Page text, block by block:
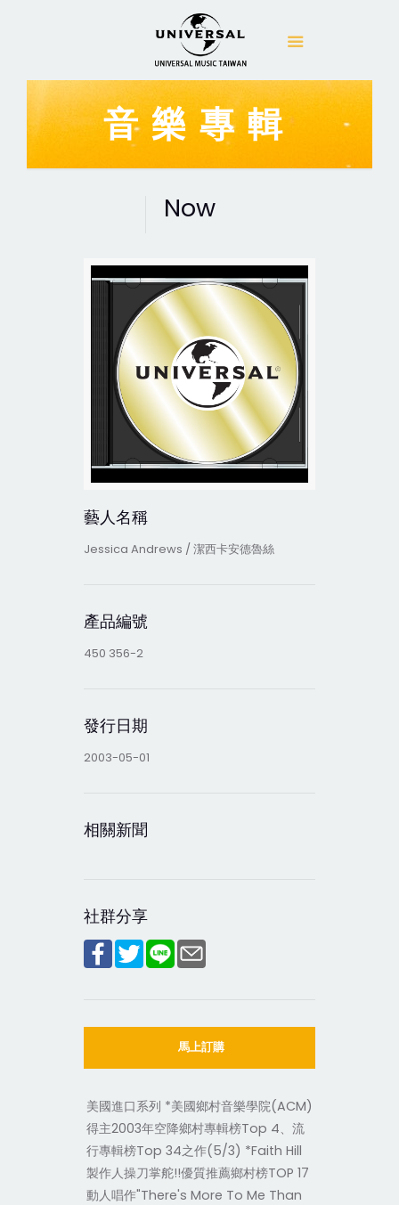
音樂專輯
Now
藝人名稱
Jessica Andrews / 潔西卡安德魯絲
產品編號
450 356-2
發行日期
2003-05-01
相關新聞
社群分享
馬上訂購
美國進口系列 *美國鄉村音樂學院(ACM)
得主2003年空降鄉村專輯榜Top 4、流
行專輯榜Top 34之作(5/3) *Faith Hill
製作人操刀掌舵!!優質推薦鄉村榜TOP 17
動人唱作"There's More To Me Than